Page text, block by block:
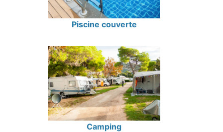
Piscine couverte
Camping